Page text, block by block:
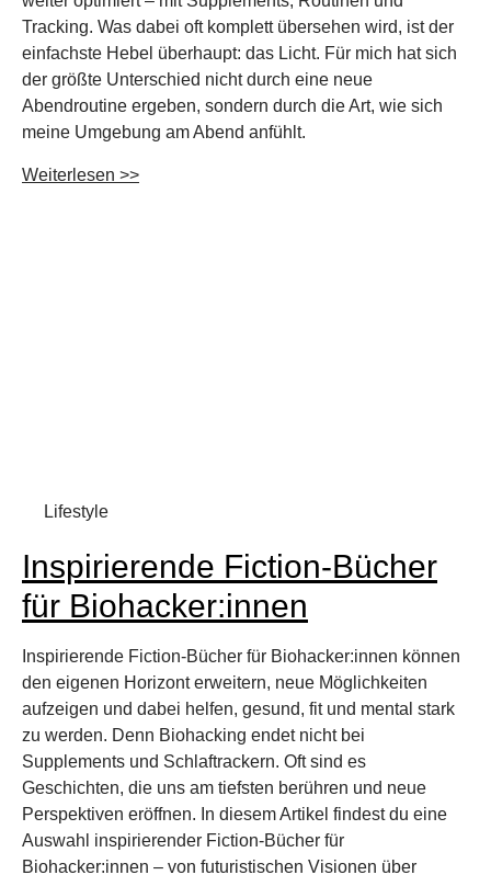
Tracking. Was dabei oft komplett übersehen wird, ist der
einfachste Hebel überhaupt: das Licht. Für mich hat sich
der größte Unterschied nicht durch eine neue
Abendroutine ergeben, sondern durch die Art, wie sich
meine Umgebung am Abend anfühlt.
Weiterlesen >>
Lifestyle
Inspirierende Fiction-Bücher
für Biohacker:innen
Inspirierende Fiction-Bücher für Biohacker:innen können
den eigenen Horizont erweitern, neue Möglichkeiten
aufzeigen und dabei helfen, gesund, fit und mental stark
zu werden. Denn Biohacking endet nicht bei
Supplements und Schlaftrackern. Oft sind es
Geschichten, die uns am tiefsten berühren und neue
Perspektiven eröffnen. In diesem Artikel findest du eine
Auswahl inspirierender Fiction-Bücher für
Biohacker:innen – von futuristischen Visionen über